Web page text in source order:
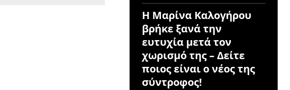
Η Μαρίνα Καλογήρου
βρήκε ξανά την
ευτυχία μετά τον
χωρισμό της – Δείτε
ποιος είναι ο νέος της
σύντροφος!